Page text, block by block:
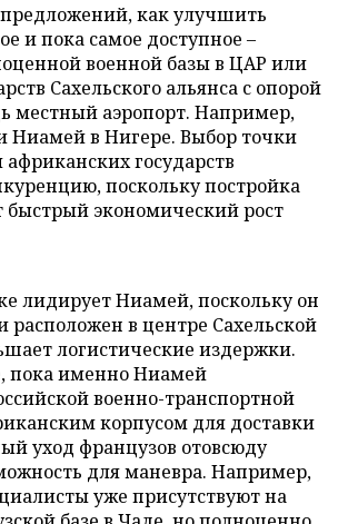
предложений, как улучшить
и пока самое доступное –
военной базы в ЦАР или
Сахельского альянса с опорой
местный аэропорт. Например,
Ниамей в Нигере. Выбор точки
государств
поскольку постройка
быстрый экономический рост
лидирует Ниамей, поскольку он
расположен в центре Сахельской
логистические издержки.
пока именно Ниамей
военно-транспортной
корпусом для доставки
уход французов отовсюду
для маневра. Например,
уже присутствуют на